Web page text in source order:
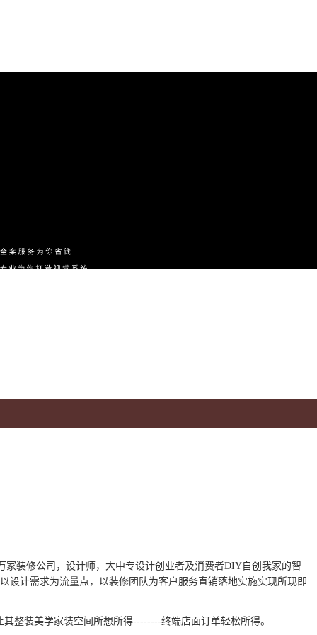
家装修公司， 设计师，大中专设计创业者及消费者DIY自创我家的智
设计需求为流量点，以装修团队为客户服务直销落地实施实现所现即
其整装美学家装空间所想所得--------终端店面订单轻松所得。